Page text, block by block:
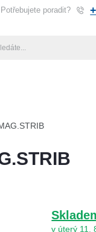
Potřebujete poradit?
v úterý 11.